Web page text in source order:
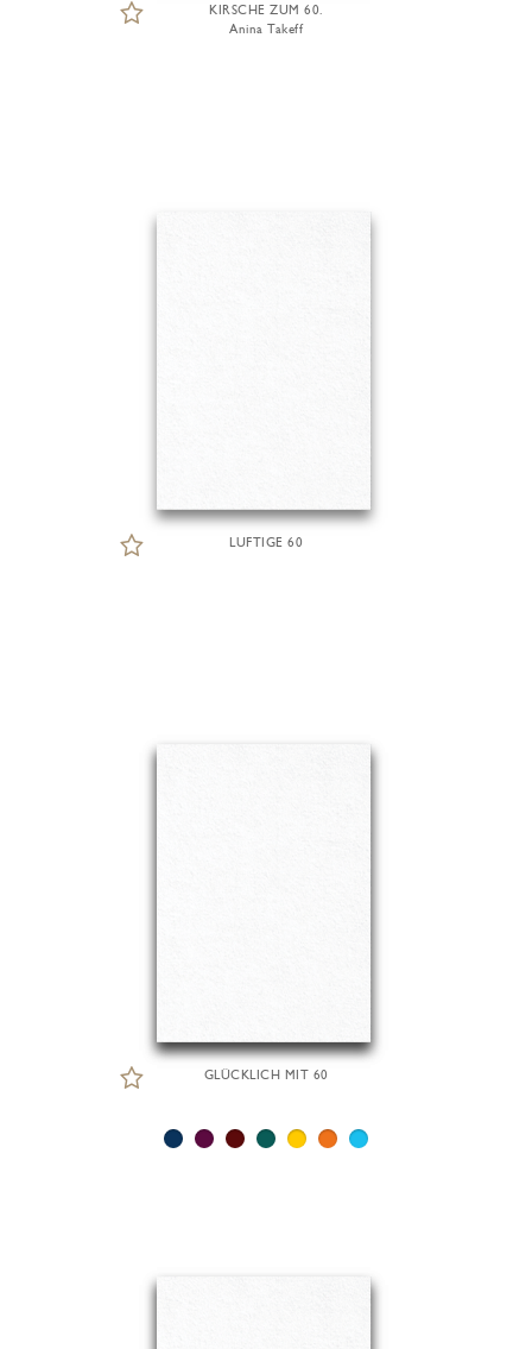
KIRSCHE ZUM 60.
Anina Takeff
LUFTIGE 60
GLÜCKLICH MIT 60